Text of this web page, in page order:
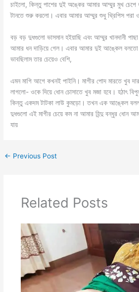
চাইলো, কিন্তু পাশের দুই অঙ্কের আমার আম্মুর মুখ
টানতে শুরু করলো। এবার আমার আম্মুর শুধু থ্রিপিস পরা
বড় বড় দুধগুলো ভাসমান হইয়াছি এবং আম্মুর খানদানী পাছা
আমার ধন দাড়িয়ে গেল। এবার আমার দুই আঙ্কেল বলতো
ভাবছিলাম তার চেয়েও বেশি,
এমন মাগি আগে কখনই পাইনি। মাগীর পোদ মারতে খুব
লাগলো- ওকে দিয়ে ধোন চোসাতে খুব মজা হবে। হঠাৎ
কিন্তু একদম টাটকা লাউ কুমড়ো। তখন এক আঙ্কেল
দুধগুলো এই মাগীর চেয়ে কম না আমার হিন্দু বন্ধুর ধোন
যায়
← Previous Post
Related Posts